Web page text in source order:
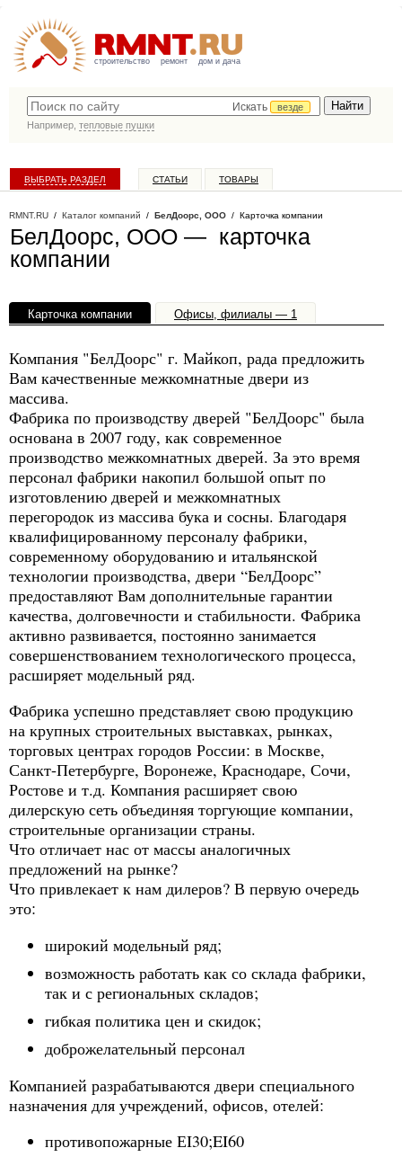
строительство ремонт дом и дача
Искать
везде
Например, тепловые пушки
ВЫБРАТЬ РАЗДЕЛ СТАТЬИ ТОВАРЫ
RMNT.RU / Каталог компаний / БелДоорс, ООО / Карточка компании
БелДоорс, ООО — карточка
компании
Карточка компании Офисы, филиалы — 1
Компания "БелДоорс" г. Майкоп, рада предложить
Вам качественные межкомнатные двери из
массива.
Фабрика по производству дверей "БелДоорс" была
основана в 2007 году, как современное
производство межкомнатных дверей. За это время
персонал фабрики накопил большой опыт по
изготовлению дверей и межкомнатных
перегородок из массива бука и сосны. Благодаря
квалифицированному персоналу фабрики,
современному оборудованию и итальянской
технологии производства, двери “БелДоорс”
предоставляют Вам дополнительные гарантии
качества, долговечности и стабильности. Фабрика
активно развивается, постоянно занимается
совершенствованием технологического процесса,
расширяет модельный ряд.
Фабрика успешно представляет свою продукцию
на крупных строительных выставках, рынках,
торговых центрах городов России: в Москве,
Санкт-Петербурге, Воронеже, Краснодаре, Сочи,
Ростове и т.д. Компания расширяет свою
дилерскую сеть объединяя торгующие компании,
строительные организации страны.
Что отличает нас от массы аналогичных
предложений на рынке?
Что привлекает к нам дилеров? В первую очередь
это:
широкий модельный ряд;
возможность работать как со склада фабрики,
так и с региональных складов;
гибкая политика цен и скидок;
доброжелательный персонал
Компанией разрабатываются двери специального
назначения для учреждений, офисов, отелей:
противопожарные ЕI30;EI60